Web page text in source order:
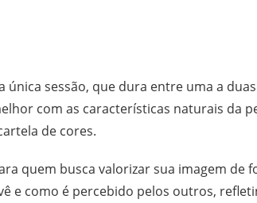
sessão, que dura entre uma a
com as características naturais da
de cores.
quem busca valorizar sua imagem de
e como é percebido pelos outros,